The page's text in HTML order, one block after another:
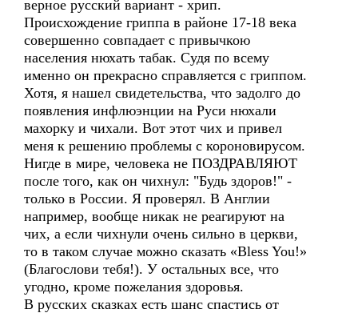
верное русский вариант - хрип.
Происхождение гриппа в районе 17-18 века
совершенно совпадает с привычкою
населения нюхать табак. Судя по всему
именно он прекрасно справляется с гриппом.
Хотя, я нашел свидетельства, что задолго до
появления инфлюэнции на Руси нюхали
махорку и чихали. Вот этот чих и привел
меня к решению проблемы с короновирусом.
Нигде в мире, человека не ПОЗДРАВЛЯЮТ
после того, как он чихнул: "Будь здоров!" -
только в России. Я проверял. В Англии
например, вообще никак не реагируют на
чих, а если чихнули очень сильно в церкви,
то в таком случае можно сказать «Bless You!»
(Благослови тебя!). У остальных все, что
угодно, кроме пожелания здоровья.
В русских сказках есть шанс спастись от